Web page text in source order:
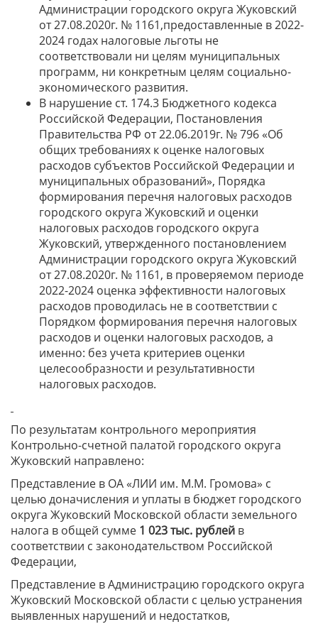
Администрации городского округа Жуковский
от 27.08.2020г. № 1161,предоставленные в 2022-
2024 годах налоговые льготы не
соответствовали ни целям муниципальных
программ, ни конкретным целям социально-
экономического развития.
В нарушение ст. 174.3 Бюджетного кодекса
Российской Федерации, Постановления
Правительства РФ от 22.06.2019г. № 796 «Об
общих требованиях к оценке налоговых
расходов субъектов Российской Федерации и
муниципальных образований», Порядка
формирования перечня налоговых расходов
городского округа Жуковский и оценки
налоговых расходов городского округа
Жуковский, утвержденного постановлением
Администрации городского округа Жуковский
от 27.08.2020г. № 1161, в проверяемом периоде
2022-2024 оценка эффективности налоговых
расходов проводилась не в соответствии с
Порядком формирования перечня налоговых
расходов и оценки налоговых расходов, а
именно: без учета критериев оценки
целесообразности и результативности
налоговых расходов.
По результатам контрольного мероприятия
Контрольно-счетной палатой городского округа
Жуковский направлено:
Представление в ОА «ЛИИ им. М.М. Громова» с
целью доначисления и уплаты в бюджет городского
округа Жуковский Московской области земельного
налога в общей сумме 1 023тыс. рублей в
соответствии с законодательством Российской
Федерации,
Представление в Администрацию городского округа
Жуковский Московской области с целью устранения
выявленных нарушений и недостатков,